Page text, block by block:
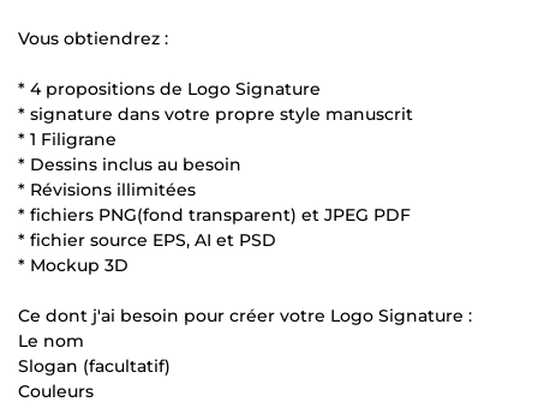
Vous obtiendrez :
* 4 propositions de Logo Signature
* signature dans votre propre style manuscrit
* 1 Filigrane
* Dessins inclus au besoin
* Révisions illimitées
* fichiers PNG(fond transparent) et JPEG PDF
* fichier source EPS, AI et PSD
* Mockup 3D
Ce dont j'ai besoin pour créer votre Logo Signature :
Le nom
Slogan (facultatif)
Couleurs